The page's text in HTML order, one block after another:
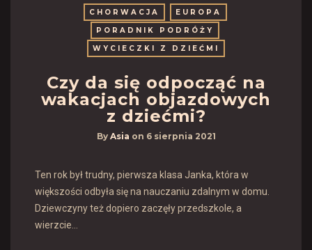
CHORWACJA
EUROPA
PORADNIK PODRÓŻY
WYCIECZKI Z DZIEĆMI
Czy da się odpocząć na
wakacjach objazdowych
z dziećmi?
By Asia on 6 sierpnia 2021
Ten rok był trudny, pierwsza klasa Janka, która w
większości odbyła się na nauczaniu zdalnym w domu.
Dziewczyny też dopiero zaczęły przedszkole, a
wierzcie…